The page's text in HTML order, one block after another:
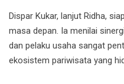
Dispar Kukar, lanjut Ridha,
masa depan. Ia menilai
dan pelaku usaha sangat
ekosistem pariwisata yang